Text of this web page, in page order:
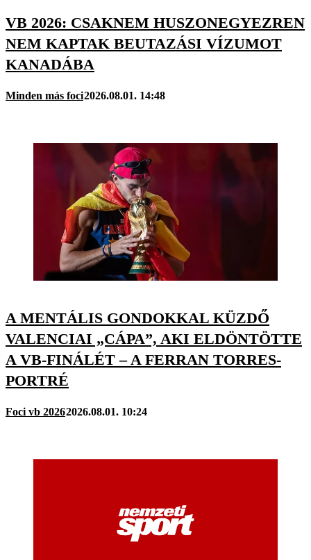
VB 2026: CSAKNEM HUSZONEGYEZREN
NEM KAPTAK BEUTAZÁSI VÍZUMOT
KANADÁBA
Minden más foci2026.08.01. 14:48
A MENTÁLIS GONDOKKAL KÜZDŐ
VALENCIAI „CÁPA”, AKI ELDÖNTÖTTE
A VB-FINÁLÉT – A FERRAN TORRES-
PORTRÉ
Foci vb 20262026.08.01. 10:24